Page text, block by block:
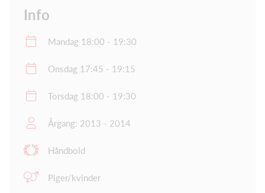
Info
Mandag 18:00 - 19:30
Onsdag 17:45 - 19:15
Torsdag 18:00 - 19:30
Årgang: 2013 - 2014
Håndbold
Piger/kvinder